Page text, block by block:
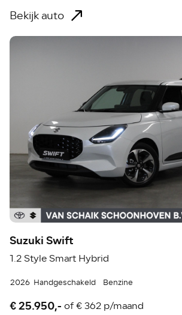
Bekijk auto
Suzuki Swift
1.2 Style Smart Hybrid
2026 Handgeschakeld Benzine
€ 25.950,- of€ 362 p/maand